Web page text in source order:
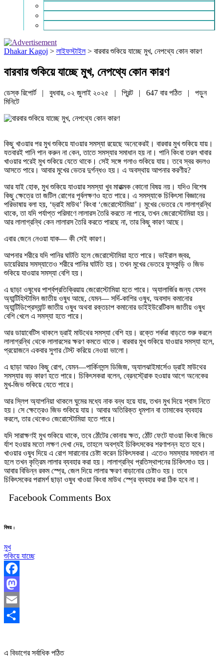
Dhakar Kagoj > লাইফস্টাইল> বারবার শুকিয়ে যাচ্ছে মুখ, নেপথ্যে কোন কারণ
বারবার শুকিয়ে যাচ্ছে মুখ, নেপথ্যে কোন কারণ
ডেস্ক রিপোর্ট | বুধবার, ০২ জুলাই ২০২৫ | প্রিন্ট | 647 বার পঠিত
| পড়ুন
মিনিটে
কিছু খাওয়ার পর মুখ শুকিয়ে যাওয়ার সমস্যা রয়েছে অনেকেরই। বারবার মুখ শুকিয়ে যায়।
যতবারই পানি পান করুন না কেন, তাতে সমস্যার সমাধান হয় না। পানি কিংবা তরল খাবার
খাওয়ার পরেই মুখ শুকিয়ে যেতে থাকে। সেই সঙ্গে গলাও শুকিয়ে যায়। তবে স্বর বদলও
আসতে পারে। আবার মুখের ভেতর দুর্গন্ধও হয়। এ অবস্থায় আপনার করণীয়?
আর যাই হোক, মুখ শুকিয়ে যাওয়ার সমস্যা খুব মারাত্মক কোনো বিষয় নয়। যদিও বিশেষ
কিছু ক্ষেত্রে তা জটিল রোগের পূর্বলক্ষণও হতে পারে। এ সমস্যাকে চিকিৎসা বিজ্ঞানের
পরিভাষায় বলা হয়, ‘ড্রাই মাউথ’ কিংবা ‘জেরোস্টোমিয়া’। মুখের ভেতরে যে লালাগ্রন্থি
থাকে, তা যদি পর্যাপ্ত পরিমাণে লালারস তৈরি করতে না পারে, তখন জেরোস্টোমিয়া হয়।
আর লালাগ্রন্থি কেন লালারস তৈরি করতে পারছে না, তার কিছু কারণ আছে।
এবার জেনে নেওয়া যাক— কী সেই কারণ।
আপনার শরীরে যদি পানির ঘাটতি হলে জেরোস্টোমিয়া হতে পারে। ভাইরাল জ্বর,
ডায়েরিয়ার সমস্যাতেও শরীরে পানির ঘাটতি হয়। তখন মুখের ভেতরে ফুস্কুড়ি ও জিভ
শুকিয়ে যাওয়ার সমস্যা বেশি হয়।
এ ছাড়া ওষুধের পার্শ্বপ্রতিক্রিয়ায় জেরোস্টোমিয়া হতে পারে। অ্যালার্জির জন্য যেসব
অ্যান্টিহিস্টামিন জাতীয় ওষুধ আছে, যেমন— সর্দি-কাশির ওষুধ, অবসাদ কমানোর
অ্যান্টিডিপ্রেস্যান্ট জাতীয় ওষুধ অথবা রক্তচাপ কমানোর ডাইইউরেটিকস জাতীয় ওষুধ
বেশি খেলে এ সমস্যা হতে পারে।
আর ডায়াবেটিস থাকলে ড্রাই মাউথের সমস্যা বেশি হয়। রক্তে শর্করা বাড়তে শুরু করলে
লালাগ্রন্থি থেকে লালারসের ক্ষরণ কমতে থাকে। বারবার মুখ শুকিয়ে যাওয়ার সমস্যা হলে,
প্রয়োজনে একবার সুগার টেস্ট করিয়ে নেওয়া ভালো।
এ ছাড়া আরও কিছু রোগ, যেমন—পার্কিনসন্স ডিজিজ, অ্যালঝাইমার্সেও ড্রাই মাউথের
সমস্যার বড় কারণ হতে পারে। চিকিৎসকরা বলেন, ব্রেনস্ট্রোক হওয়ার আগে অনেকের
মুখ-জিভ শুকিয়ে যেতে পারে।
আর স্লিপ অ্যাপনিয়া থাকলে ঘুমের মধ্যে নাক বন্ধ হয়ে যায়, তখন মুখ দিয়ে শ্বাস নিতে
হয়। সে ক্ষেত্রেও জিভ শুকিয়ে যায়। আবার অতিরিক্ত ধূমপান বা তামাকের ব্যবহার
করলে, তার থেকেও জেরোস্টোমিয়া হতে পারে।
যদি সারাক্ষণই মুখ শুকিয়ে থাকে, তবে ঠোঁটের কোনায় ক্ষত, ঠোঁট ফেটে যাওয়া কিংবা জিভে
র্যাশ হওয়ার মতো লক্ষণ দেখা দেয়, তাহলে অবশ্যই চিকিৎসকের শরণাপন্ন হতে হবে।
খাওয়ার ওষুধ দিয়ে এ রোগ সারানোর চেষ্টা করেন চিকিৎসকরা। এতেও সমস্যার সমাধান না
হলে তখন কৃত্রিম লালার ব্যবহার করা হয়। লালাগ্রন্থি প্রতিস্থাপনের চিকিৎসাও হয়।
আবার বিভিন্ন রকম স্প্রে, জেল দিয়ে লালার ক্ষরণ বাড়ানোর চেষ্টাও হয়। তবে
চিকিৎসকের পরামর্শ ছাড়া ওষুধ খাওয়া কিংবা মাউথ স্প্রে ব্যবহার করা ঠিক হবে না।
Facebook Comments Box
বিষয় :
মুখ
শুকিয়ে যাচ্ছে
Facebook
Mastodon
Email
এ বিভাগের সর্বাধিক পঠিত